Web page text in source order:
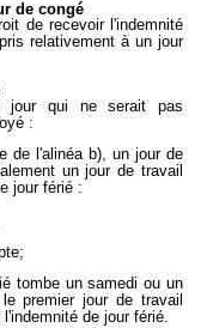
de congé
de recevoir l'indemnité
relativement à un jour
qui ne serait pas
:
de l'alinéa b), un jour de
un jour de travail
jour férié :
tombe un samedi ou un
premier jour de travail
de jour férié.